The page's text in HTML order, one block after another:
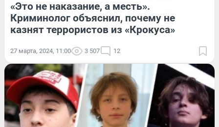
«Это не наказание, а месть».
Криминолог объяснил, почему не
казнят террористов из «Крокуса»
27 марта, 2024, 11:00 3 507 12